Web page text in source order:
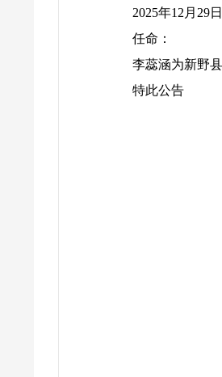
2025年12月29
任命：
李蕊涵为新野
特此公告